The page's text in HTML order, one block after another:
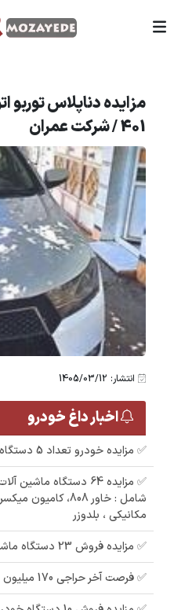
مزایده دناپلاس
401 / شرکت عمران
انتشار: 1405/03/12
اخبار داغ خودرو
✅ مزایده خودرو تعداد 5 دستگاه خودرو
✅ مزایده 64 دستگاه
شامل : خاور 808،
مکانیکی ، بلدوزر
✅ مزایده فروش 23 دستگاه ماشین آلات فرسوده سبک و سنگین
✅ فرصت آخر حراجی 170 میلیون تومنی پژو 206